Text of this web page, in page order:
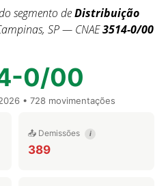
segmento deDistribuição
SP — CNAE3514-0/00
0/00
• 728 movimentações
📤 Demissões i
389